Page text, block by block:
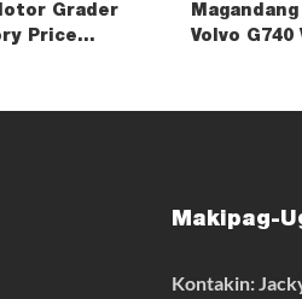
Grader
Price
Volvo G740
Makipag-
Kontakin: